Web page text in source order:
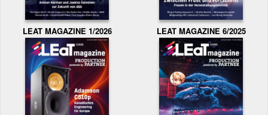
LEAT MAGAZINE 1/2026 LEAT MAGAZINE 6/2025